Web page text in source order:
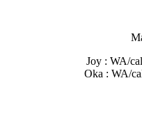
Joy : WA/
Oka : WA/